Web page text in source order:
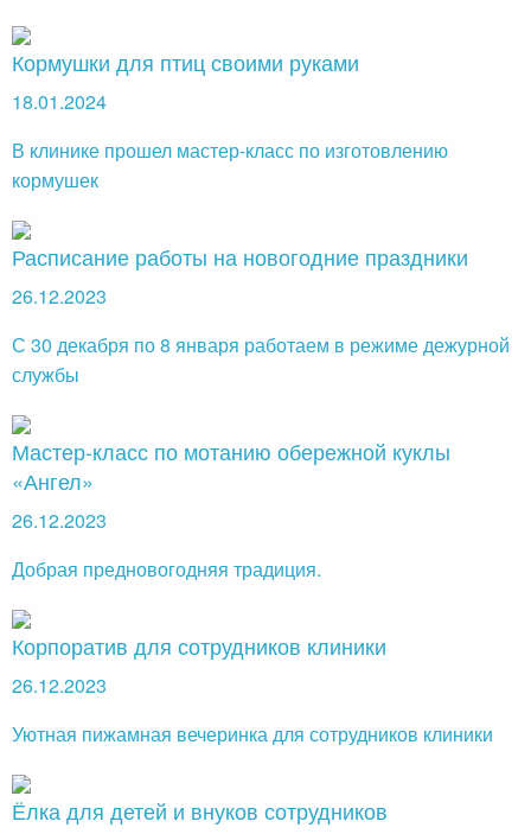
Кормушки для птиц своими руками
18.01.2024
В клинике прошел мастер-класс по изготовлению
кормушек
⁠Расписание работы на новогодние праздники
26.12.2023
С 30 декабря по 8 января работаем в режиме дежурной
службы
Мастер-класс по мотанию обережной куклы
«Ангел»
26.12.2023
Добрая предновогодняя традиция.
Корпоратив для сотрудников клиники
26.12.2023
Уютная пижамная вечеринка для сотрудников клиники
Ёлка для детей и внуков сотрудников